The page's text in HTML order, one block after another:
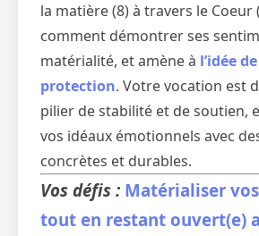
la matière (8) à travers le Coeur
comment démontrer ses
matérialité, et amène à l’idée
protection. Votre vocation est
pilier de stabilité et de soutien,
vos idéaux émotionnels avec
concrètes et durables.
Vos défis : Matérialiser
tout en restant ouvert(e)